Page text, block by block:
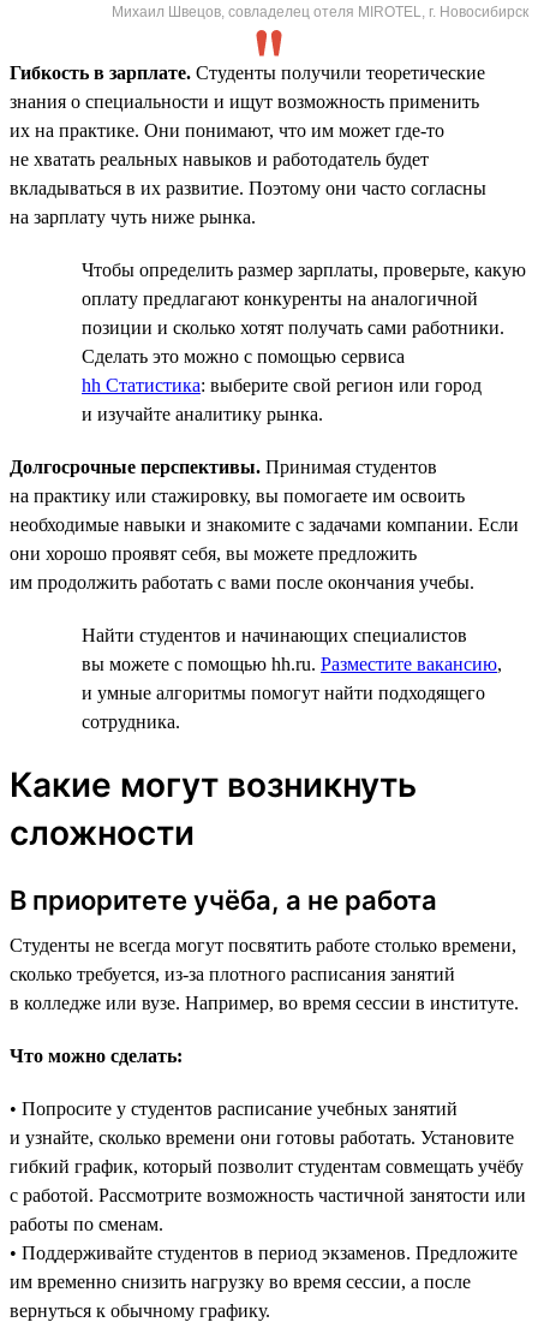
Михаил Швецов, совладелец отеля MIROTEL, г. Новосибирск
Гибкость в зарплате. Студенты получили теоретические
знания о специальности и ищут возможность применить
их на практике. Они понимают, что им может где-то
не хватать реальных навыков и работодатель будет
вкладываться в их развитие. Поэтому они часто согласны
на зарплату чуть ниже рынка.
Чтобы определить размер зарплаты, проверьте, какую
оплату предлагают конкуренты на аналогичной
позиции и сколько хотят получать сами работники.
Сделать это можно с помощью сервиса
hh Статистика: выберите свой регион или город
и изучайте аналитику рынка.
Долгосрочные перспективы. Принимая студентов
на практику или стажировку, вы помогаете им освоить
необходимые навыки и знакомите с задачами компании. Если
они хорошо проявят себя, вы можете предложить
им продолжить работать с вами после окончания учебы.
Найти студентов и начинающих специалистов
вы можете с помощью hh.ru. Разместите вакансию,
и умные алгоритмы помогут найти подходящего
сотрудника.
Какие могут возникнуть
сложности
В приоритете учёба, а не работа
Студенты не всегда могут посвятить работе столько времени,
сколько требуется, из-за плотного расписания занятий
в колледже или вузе. Например, во время сессии в институте.
Что можно сделать:
• Попросите у студентов расписание учебных занятий
и узнайте, сколько времени они готовы работать. Установите
гибкий график, который позволит студентам совмещать учёбу
с работой. Рассмотрите возможность частичной занятости или
работы по сменам.
• Поддерживайте студентов в период экзаменов. Предложите
им временно снизить нагрузку во время сессии, а после
вернуться к обычному графику.